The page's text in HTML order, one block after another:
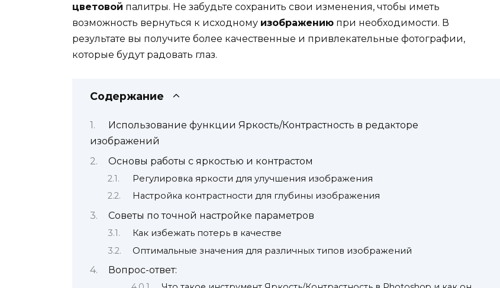
цветовой палитры. Не забудьте сохранить свои изменения, чтобы иметь
возможность вернуться к исходному изображению при необходимости. В
результате вы получите более качественные и привлекательные фотографии,
которые будут радовать глаз.
Содержание
Использование функции Яркость/Контрастность в редакторе
изображений
Основы работы с яркостью и контрастом
Регулировка яркости для улучшения изображения
Настройка контрастности для глубины изображения
Советы по точной настройке параметров
Как избежать потерь в качестве
Оптимальные значения для различных типов изображений
Вопрос-ответ: